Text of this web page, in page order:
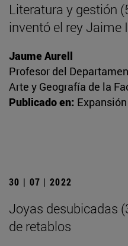
Literatura y gestión
inventó el rey Jaime
Jaume Aurell
Profesor del
Arte y Geografía de la
Publicado en: Expansión
30 | 07 | 2022
Joyas desubicadas
de retablos